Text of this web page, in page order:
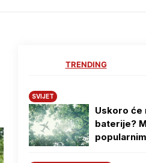
TRENDING
SVIJET
Uskoro će
baterije?